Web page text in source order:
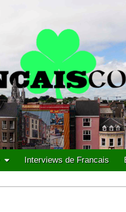
Interviews de Francais